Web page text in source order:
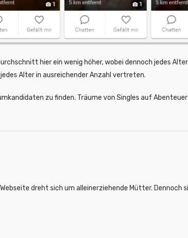
hier ein wenig höher, wobei dennoch jedes
Alter in ausreichender Anzahl vertreten.
zu finden. Träume von Singles auf
dreht sich um alleinerziehende Mütter. Dennoch